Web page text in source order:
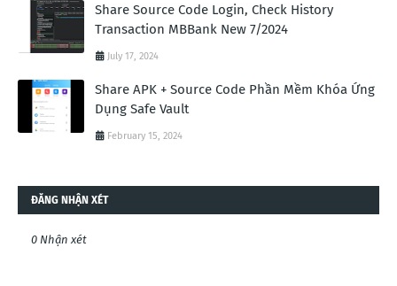
Share Source Code Login, Check History
Transaction MBBank New 7/2024
July 17, 2024
Share APK + Source Code Phần Mềm Khóa Ứng
Dụng Safe Vault
February 15, 2024
ĐĂNG NHẬN XÉT
0 Nhận xét